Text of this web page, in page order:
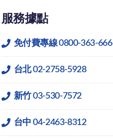
服務據點
免付費專線 0800-363-666
台北 02-2758-5928
新竹 03-530-7572
台中 04-2463-8312